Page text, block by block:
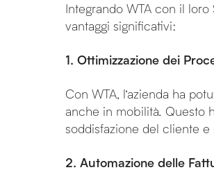
Integrando WTA con il
vantaggi significativi:
1. Ottimizzazione dei
Con WTA, l’azienda ha
anche in mobilità. Questo
soddisfazione del cliente
2. Automazione delle